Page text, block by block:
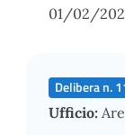
01/02/
Delibera n.
Ufficio: